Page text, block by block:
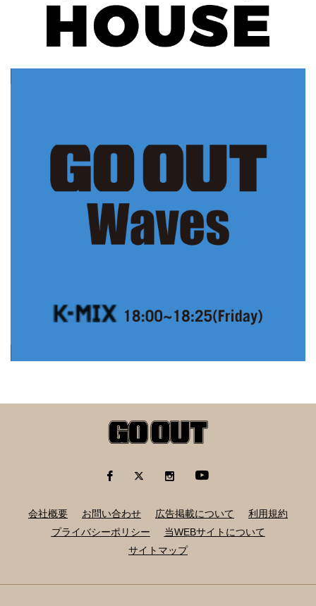
会社概要 お問い合わせ 広告掲載について
利用規約
プライバシーポリシー
当WEBサイトについて
サイトマップ